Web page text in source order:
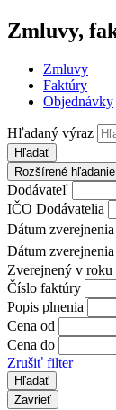
Zmluvy,
Zmluvy
Faktúry
Objednávky
Hľadaný výraz
Hľadať
Rozšírené hľadanie
Dodávateľ
IČO Dodávatelia
Dátum
Dátum
Zverejnený v roku
Číslo faktúry
Popis plnenia
Cena od
Cena do
Zrušiť filter
Zavrieť